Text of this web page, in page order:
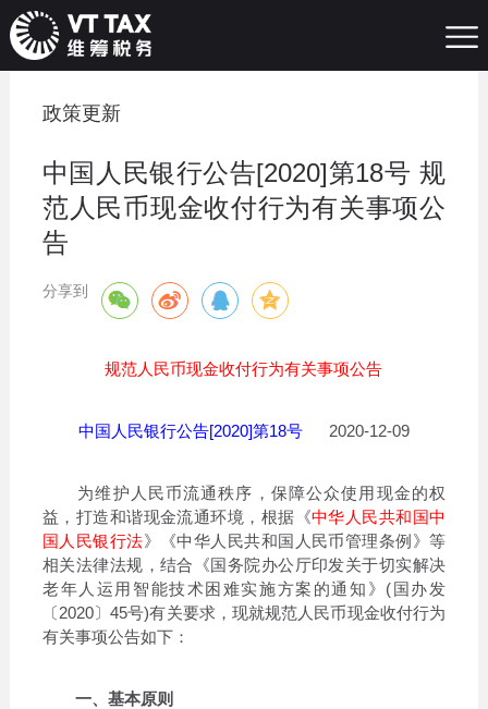
政策更新
中国人民银行公告[2020]第18号 规
范人民币现金收付行为有关事项公
告
分享到
规范人民币现金收付行为有关事项公告
中国人民银行公告[2020]第18号2020-12-09
为维护人民币流通秩序，保障公众使用现金的权
益，打造和谐现金流通环境，根据《中华人民共和国中
国人民银行法》《中华人民共和国人民币管理条例》等
相关法律法规，结合《国务院办公厅印发关于切实解决
老年人运用智能技术困难实施方案的通知》(国办发
〔2020〕45号)有关要求，现就规范人民币现金收付行为
有关事项公告如下：
一、基本原则